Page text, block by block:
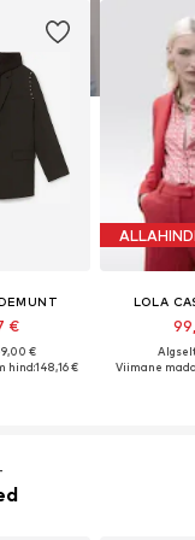
€
€
hind:148,16 €
LOLA
Viimane